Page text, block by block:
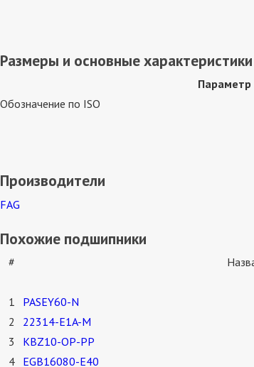
Размеры и основные
Параметр
Обозначение по ISO
Производители
FAG
Похожие подшипники
#
1
PASEY60-N
2
22314-E1A-M
3
KBZ10-OP-PP
4
EGB16080-E40